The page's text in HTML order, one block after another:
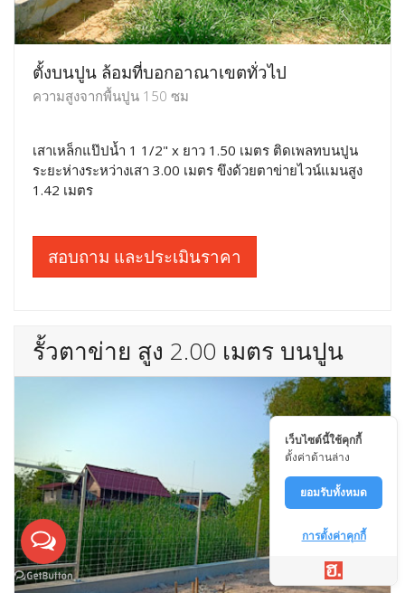
ตั้งบนปูน ล้อมที่บอกอาณาเขตทั่วไป
ความสูงจากพื้นปูน 150 ซม
เสาเหล็กแป๊ปน้ำ 1 1/2" x ยาว 1.50 เมตร ติดเพลทบนปูน
ระยะห่างระหว่างเสา 3.00 เมตร ขึงด้วยตาข่ายไวน์แมนสูง
1.42 เมตร
สอบถาม และประเมินราคา
รั้วตาข่าย สูง 2.00 เมตร บนปูน
เว็บไซต์นี้ใช้คุกกี้
ตั้งค่าด้านล่าง
ยอมรับทั้งหมด
การตั้งค่าคุกกี้